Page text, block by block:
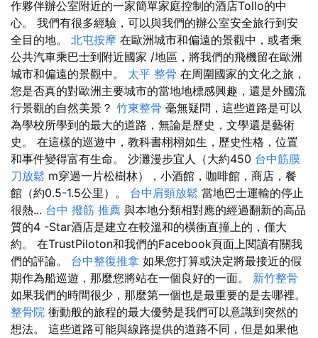
作夥伴辦公室附近的一家簡單家庭控制的酒店Tollo的中
心。 我們有很多經驗，可以與我們的辦公室安全旅行到安
全目的地。 北屯按摩 在歐洲城市和偏遠的景觀中，或者乘
公共汽車乘巴士到附近國家 /地區，將我們的飛機留在歐洲
城市和偏遠的景觀中。 太平 整骨 在周圍國家的文化之旅，
您是否真的對歐洲主要城市的當地地標感興趣，還是外國流
行景觀的自然美景？ 竹東整骨 毫無疑問，這些道路是可以
為學校所學到的最大的道路，無論是歷史，文學還是藝術
史。 在這樣的巡遊中，教科書栩栩如生，歷史性格，位置
和事件變得富有生命。 沙灘漫步宜人（大約450 台中筋膜
刀放鬆 m穿過一片松樹林），小酒館，咖啡館，商店，餐
館（約0.5-1.5公里）。 台中肩頸放鬆 當地巴士運輸的停止
很熱... 台中 撥筋 推薦 與本地分類相對應的經過翻新的高品
質的4 -Star酒店是建立在較溫和的橫衝直撞上的，僅大
約。 在TrustPiloton和我們的Facebook頁面上閱讀有關我
們的評論。 台中整復推拿 如果您打算或決定將最接近的假
期作為船巡遊，那麼您將站在一個良好的一面。 新竹整骨
如果我們的時間很少，那麼第一個也是最重要的是去哪裡。
整骨院 衝動般的旅程的最大優勢是我們可以意識到突然的
想法。 這些道路可能與線路提供的道路不同，但是如果他